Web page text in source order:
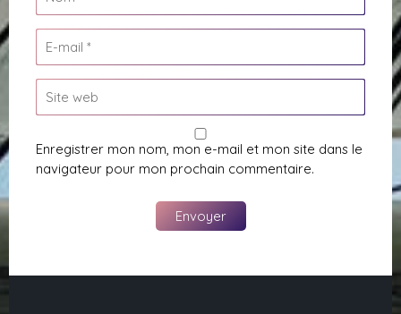
Enregistrer mon nom, mon e-mail et mon site dans le
navigateur pour mon prochain commentaire.